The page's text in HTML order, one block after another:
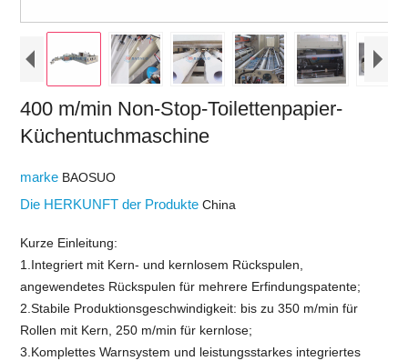
400 m/min Non-Stop-Toilettenpapier-
Küchentuchmaschine
marke BAOSUO
Die HERKUNFT der ProdukteChina
Kurze Einleitung:
1.Integriert mit Kern- und kernlosem Rückspulen,
angewendetes Rückspulen für mehrere Erfindungspatente;
2.Stabile Produktionsgeschwindigkeit: bis zu 350 m/min für
Rollen mit Kern, 250 m/min für kernlose;
3.Komplettes Warnsystem und leistungsstarkes integriertes